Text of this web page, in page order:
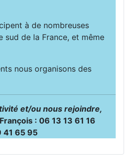
à de nombreuses
sud de la France, et même
nous organisons des
et/ou nous rejoindre,
: 06 13 13 61 16
41 65 95